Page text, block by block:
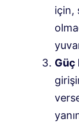
için,
Güç